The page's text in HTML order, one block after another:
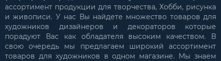
ассортимент продукции для творчества, Хобби, рисунка
и живописи. У нас Вы найдете множество товаров для
художников дизайнеров и декораторов которые
порадуют Вас как обладателя высоким качеством. В
свою очередь мы предлагаем широкий ассортимент
товаров для художников в одном магазине. Мы знаем